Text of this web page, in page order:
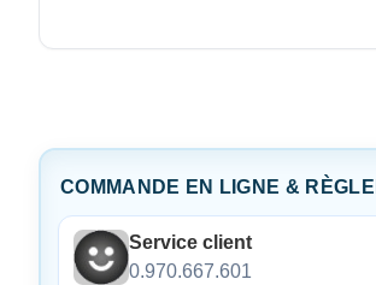
COMMANDE EN LIGNE &
Service client
0.970.667.601